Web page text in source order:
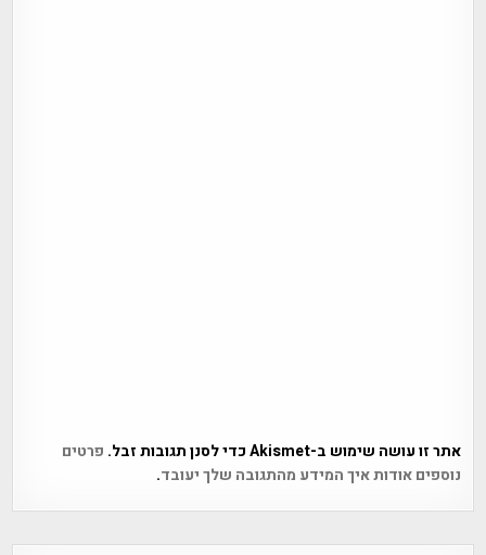
אתר זו עושה שימוש ב-Akismet כדי לסנן תגובות זבל.
פרטים
נוספים אודות איך המידע מהתגובה שלך יעובד.